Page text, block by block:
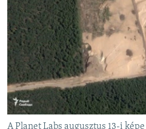
A Planet Labs augusztus 13-i